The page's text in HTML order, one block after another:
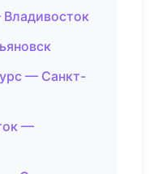
— Санкт-
—